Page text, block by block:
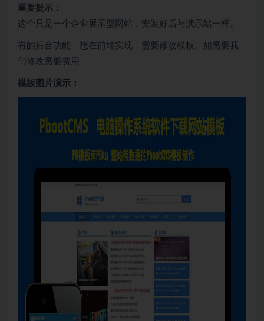
重要提示：
这个只是一个企业展示型网站，安装好后与演示站一样。
有的后台功能，想在前端实现，需要修改模板。如需要我
们修改需要费用。
模板图片演示：